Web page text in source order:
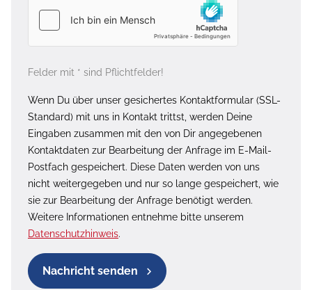
Felder mit * sind Pflichtfelder!
Wenn Du über unser gesichertes Kontaktformular (SSL-
Standard) mit uns in Kontakt trittst, werden Deine
Eingaben zusammen mit den von Dir angegebenen
Kontaktdaten zur Bearbeitung der Anfrage im E-Mail-
Postfach gespeichert. Diese Daten werden von uns
nicht weitergegeben und nur so lange gespeichert, wie
sie zur Bearbeitung der Anfrage benötigt werden.
Weitere Informationen entnehme bitte unserem
Datenschutzhinweis.
Nachricht senden